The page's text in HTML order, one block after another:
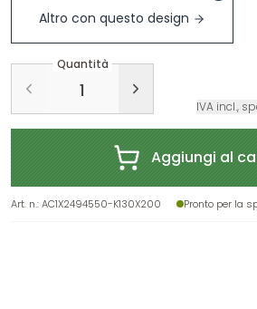
Altro con questo design
Quantità
IVA incl.,
Aggiungi al
Art. n.:AC1X2494550-K130X200 Pronto per la